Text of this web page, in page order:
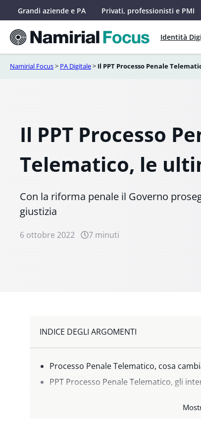
contenuto
Grandi aziende e PA Privati, professionisti e PMI
Identità
Namirial Focus> PA Digitale> Il PPT Processo Penale
Il PPT Processo
Telematico, le
Con la riforma penale il Governo
giustizia
6 ottobre 2022 7 minuti
INDICE DEGLI ARGOMENTI
Processo Penale Telematico, cosa
PPT Processo Penale Telematico, gli